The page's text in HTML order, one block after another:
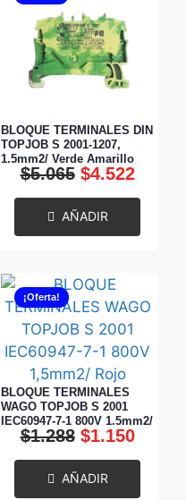
BLOQUE TERMINALES DIN
TOPJOB S 2001-1207,
1,5mm2/ Verde Amarillo
$5.065 $4.522
AÑADIR
BLOQUE TERMINALES
WAGO TOPJOB S 2001
IEC60947-7-1 800V 1,5mm2/
Rojo
¡Oferta!
$1.288 $1.150
AÑADIR